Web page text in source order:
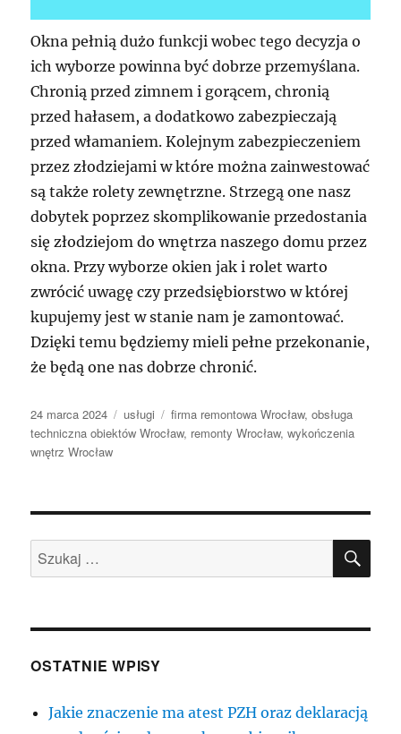
Okna pełnią dużo funkcji wobec tego decyzja o
ich wyborze powinna być dobrze przemyślana.
Chronią przed zimnem i gorącem, chronią
przed hałasem, a dodatkowo zabezpieczają
przed włamaniem. Kolejnym zabezpieczeniem
przez złodziejami w które można zainwestować
są także rolety zewnętrzne. Strzegą one nasz
dobytek poprzez skomplikowanie przedostania
się złodziejom do wnętrza naszego domu przez
okna. Przy wyborze okien jak i rolet warto
zwrócić uwagę czy przedsiębiorstwo w której
kupujemy jest w stanie nam je zamontować.
Dzięki temu będziemy mieli pełne przekonanie,
że będą one nas dobrze chronić.
Data
publikacji
24 marca 2024 Kategorie
usługi Tagi
firma remontowa Wrocław,obsługa
techniczna obiektów Wrocław, remonty Wrocław,wykończenia
wnętrz Wrocław
Szukaj:
OSTATNIE WPISY
Jakie znaczenie ma atest PZH oraz deklaracją